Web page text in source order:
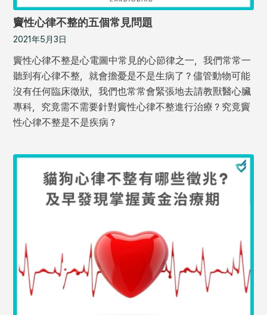
竇性心律不整的五個常見問題
2021年5月3日
竇性心律不整是心電圖中常見的心節律之一，我們常常一
聽到有心律不整，就會擔憂是不是生病了？儘管動物可能
沒有任何臨床徵狀，我們也常常會緊張地去請教獸醫心臟
專科，究竟需不需要針對竇性心律不整進行治療？究竟竇
性心律不整是不是疾病？